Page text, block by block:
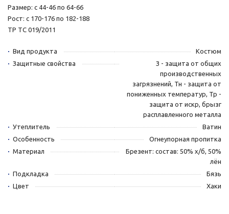
Размер: с 44-46 по 64-66
Рост: с 170-176 по 182-188
ТР ТС 019/2011
Вид продукта
Костюм
Защитные свойства
З - защита от общих
производственных
загрязнений, Тн - защита от
пониженных температур, Тр -
защита от искр, брызг
расплавленного металла
Утеплитель
Ватин
Особенность
Огнеупорная пропитка
Материал
Брезент: состав: 50% х/б, 50%
лён
Подкладка
Бязь
Цвет
Хаки